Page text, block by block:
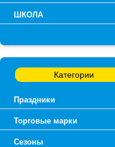
ШКОЛА
Категории
Праздники
Торговые марки
Сезоны